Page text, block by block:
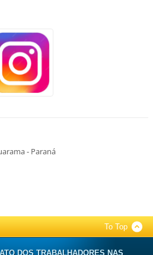
- Paraná
To Top
DOS TRABALHADORES NAS